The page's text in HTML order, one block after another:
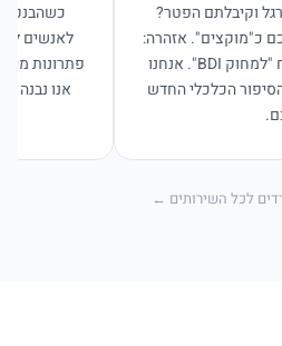
וקיבלתם הפטר?
כ"מוקצים". אזהרה:
אל תאמינו למי שמבטיח "למחוק BDI". אנחנו
הכלכלי החדש
לאנשים
פתרונות
אנו נבנה
לכל השירותים ←